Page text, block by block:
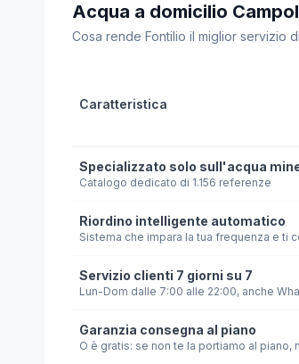
Acqua a domicilio
Cosa rende Fontilio il miglior servizio
Caratteristica
Specializzato solo sull'acqua
Catalogo dedicato di 1.156 referenze
Riordino intelligente automatico
Sistema che impara la tua frequenza e ti
Servizio clienti 7 giorni su 7
Lun-Dom dalle 7:00 alle 22:00, anche
Garanzia consegna al piano
O è gratis: se non te la portiamo al piano,